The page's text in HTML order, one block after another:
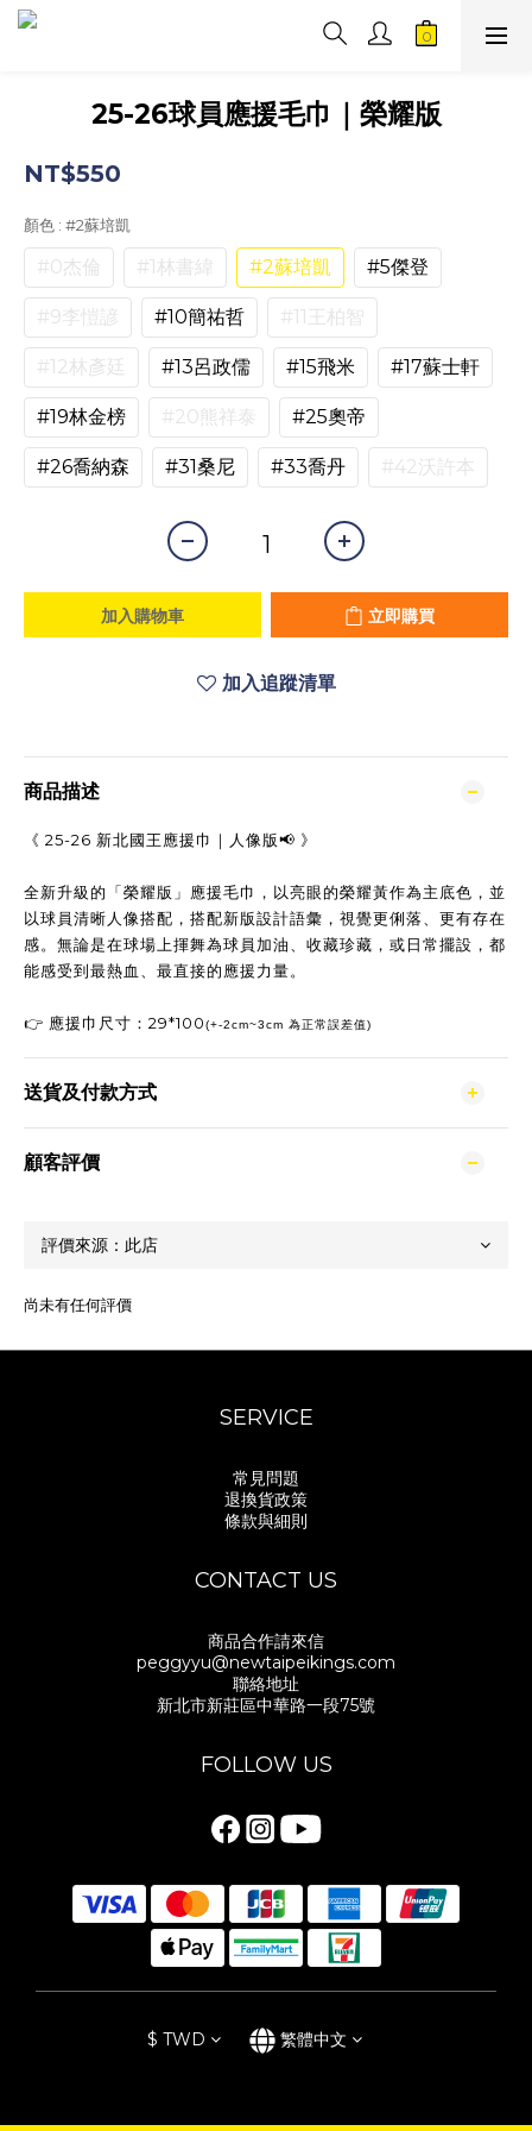
25-26球員應援毛巾｜榮耀版
NT$550
顏色 : #2蘇培凱
#0杰倫 #1林書緯 #2蘇培凱 #5傑登
#9李愷諺 #10簡祐哲 #11王柏智
#12林彥廷 #13呂政儒 #15飛米 #17蘇士軒
#19林金榜 #20熊祥泰 #25奧帝
#26喬納森 #31桑尼 #33喬丹 #42沃許本
加入購物車 立即購買
加入追蹤清單
商品描述
《 25-26 新北國王應援巾｜人像版📢 》
全新升級的「榮耀版」應援毛巾，以亮眼的榮耀黃作為主底色，並
以球員清晰人像搭配，搭配新版設計語彙，視覺更俐落、更有存在
感。無論是在球場上揮舞為球員加油、收藏珍藏，或日常擺設，都
能感受到最熱血、最直接的應援力量。
👉 應援巾尺寸：29*100(+-2cm~3cm 為正常誤差值)
送貨及付款方式
顧客評價
尚未有任何評價
SERVICE
常見問題
退換貨政策
條款與細則
CONTACT US
商品合作請來信
peggyyu@newtaipeikings.com
聯絡地址
新北市新莊區中華路一段75號
FOLLOW US
$ TWD 繁體中文